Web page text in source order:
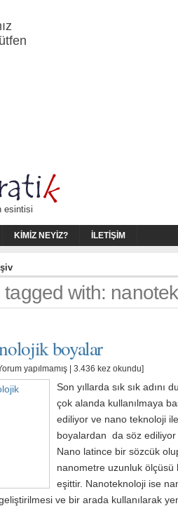
esintisi
KIMIZ NEYIZ? İLETIŞIM
tagged with:
boyalar
yapılmamış | 3.436 kez okundu]
Son yıllarda sık sık
çok alanda kullanılmaya
ediliyor ve nano teknoloji
boyalardan da söz ediliyor
Nano latince bir sözcük
nanometre uzunluk
eşittir. Nanoteknoloji ise
ve bir arada kullanılarak